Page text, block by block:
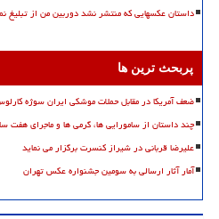
داستان عکسهایی که منتشر نشد دوربین من از تبلیغ
پربحث ترین ها
ضعف آمریکا در مقابل حملات موشکی ایران سوژه
چند داستان از سامورایی ها، گرمی ها و ماجرای هفت
علیرضا قربانی در شیراز کنسرت برگزار می نماید
آمار آثار ارسالی به سومین جشنواره عکس تهران